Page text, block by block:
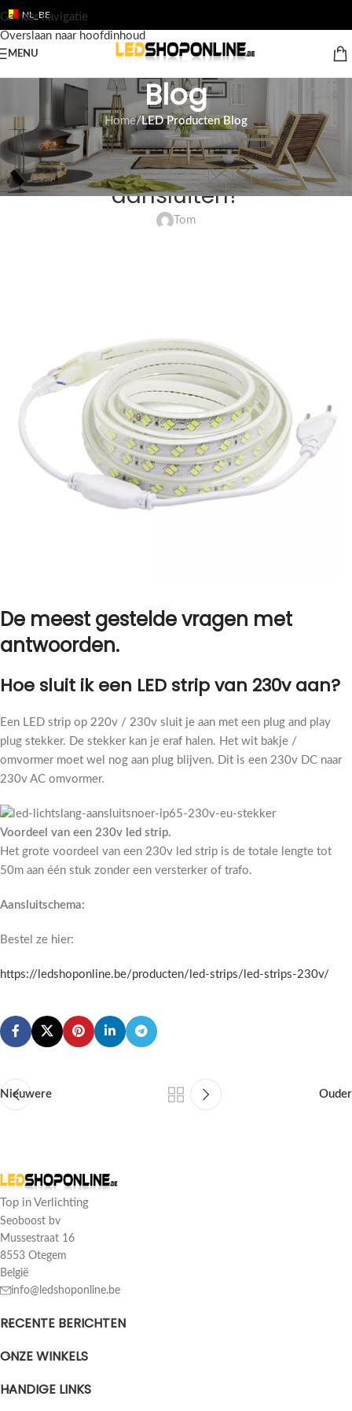
Ga naar navigatie
Overslaan naar hoofdinhoud
NL_BE
MENU
Blog
Home/LED Producten Blog
LED PRODUCTEN BLOG
Hoe een LED strip 230V
aansluiten?
Tom
De meest gestelde vragen met
antwoorden.
Hoe sluit ik een LED strip van 230v aan?
Een LED strip op 220v / 230v sluit je aan met een plug and play
plug stekker. De stekker kan je eraf halen. Het wit bakje /
omvormer moet wel nog aan plug blijven. Dit is een 230v DC naar
230v AC omvormer.
Voordeel van een 230v led strip.
Het grote voordeel van een 230v led strip is de totale lengte tot
50m aan één stuk zonder een versterker of trafo.
Aansluitschema:
Bestel ze hier:
https://ledshoponline.be/producten/led-strips/led-strips-230v/
Nieuwere Ouder
Top in Verlichting
Seoboost bv
Mussestraat 16
8553 Otegem
België
info@ledshoponline.be
RECENTE BERICHTEN
ONZE WINKELS
HANDIGE LINKS